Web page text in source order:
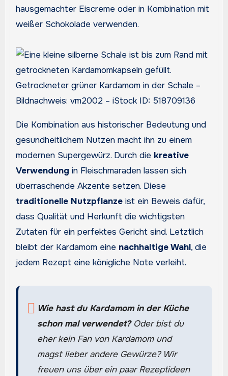
hausgemachter Eiscreme oder in Kombination mit
weißer Schokolade verwenden.
Getrockneter grüner Kardamom in der Schale –
Bildnachweis: vm2002 – iStock ID: 518709136
Die Kombination aus historischer Bedeutung und
gesundheitlichem Nutzen macht ihn zu einem
modernen Supergewürz. Durch die kreative
Verwendung in Fleischmaraden lassen sich
überraschende Akzente setzen. Diese
traditionelle Nutzpflanzeist ein Beweis dafür,
dass Qualität und Herkunft die wichtigsten
Zutaten für ein perfektes Gericht sind. Letztlich
bleibt der Kardamom eine nachhaltige Wahl, die
jedem Rezept eine königliche Note verleiht.
Wie hast du Kardamom in der Küche
schon mal verwendet? Oder bist du
eher kein Fan von Kardamom und
magst lieber andere Gewürze? Wir
freuen uns über ein paar Rezeptideen